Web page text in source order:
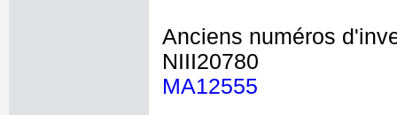
Anciens numéros
NIII20780
MA12555